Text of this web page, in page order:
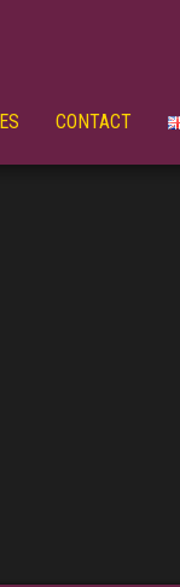
CONTACT